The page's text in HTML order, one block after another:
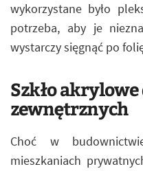
wykorzystane było
potrzeba, aby je
wystarczy sięgnąć po
Szkło
zewnętrznych
Choć w
mieszkaniach